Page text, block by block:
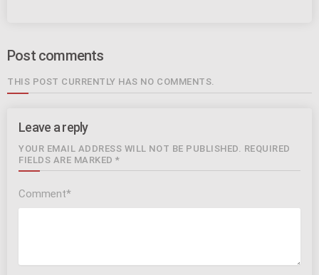
Post comments
THIS POST CURRENTLY HAS NO COMMENTS.
Leave a reply
YOUR EMAIL ADDRESS WILL NOT BE PUBLISHED. REQUIRED
FIELDS ARE MARKED *
Comment*